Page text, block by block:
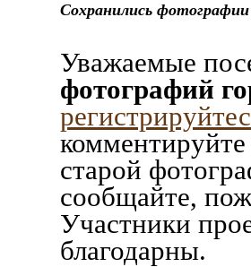
Сохранились
Уважаемые
фотографий
старой
сообщайте,
Участники
благодарны.